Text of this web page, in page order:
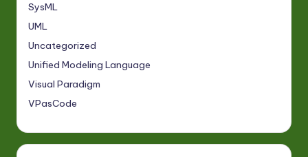
SysML
UML
Uncategorized
Unified Modeling Language
Visual Paradigm
VPasCode